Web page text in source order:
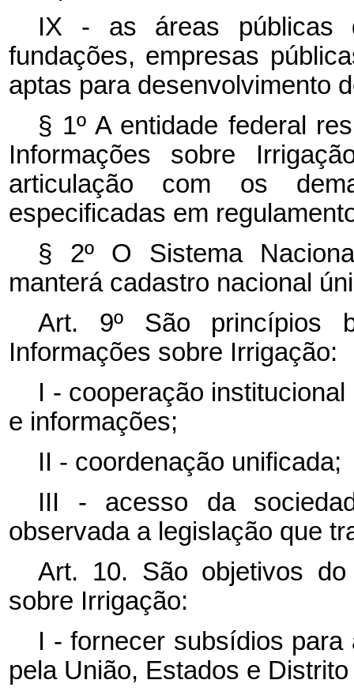
IX - as áreas públicas
fundações, empresas
aptas para desenvolvimento
§ 1º A entidade federal
Informações sobre
articulação com os
especificadas em
§ 2º O Sistema
manterá cadastro nacional
Art. 9º São princípios
Informações sobre Irrigação:
I - cooperação
e informações;
II - coordenação unificada;
III - acesso da
observada a legislação que
Art. 10. São objetivos
sobre Irrigação:
I - fornecer subsídios
pela União, Estados e